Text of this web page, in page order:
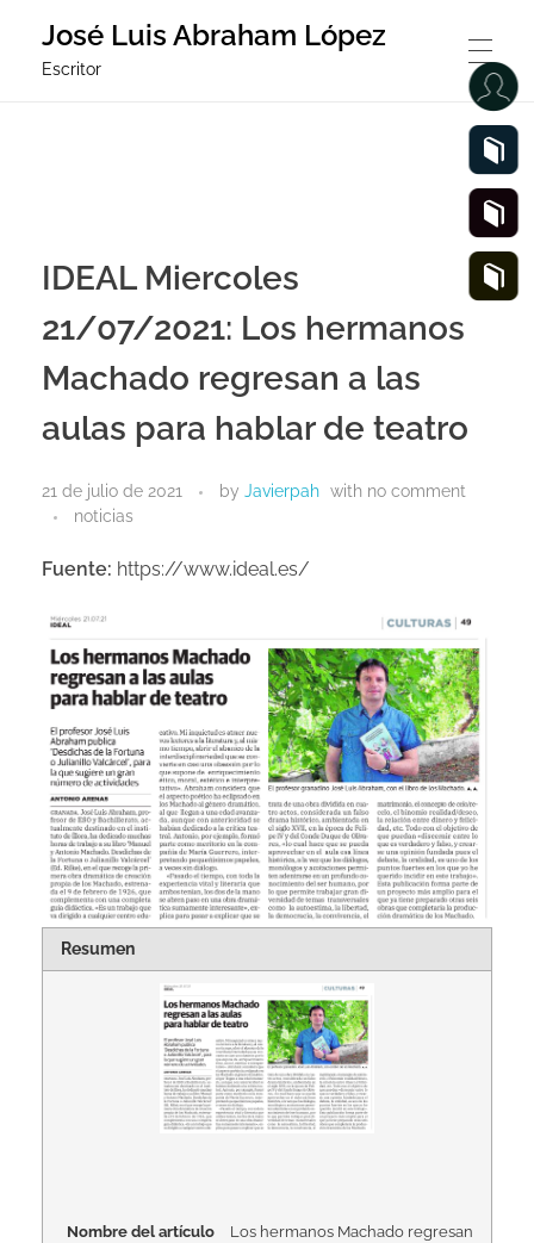
José Luis Abraham López
Escritor
DESDICHAS DE LA FORTUNA O JULIANILLO VALCÁRCEL.
JUAN DE MAÑARA. GUÍA DIDÁCTICA
LAS ADELFAS. GUÍA DIDÁCTICA
LA DUQUESA DE BENAMEJÍ
EL HOMBRE QUE MURIÓ EN LA GUERRA
NOTICIAS
GRUPO EDITORIAL DE POESÍA
IDEAL Miercoles
21/07/2021: Los hermanos
Machado regresan a las
aulas para hablar de teatro
21 de julio de 2021 by Javierpah with no comment
noticias
Fuente: https://www.ideal.es/
Resumen
Nombre del artículo
Los hermanos Machado regresan